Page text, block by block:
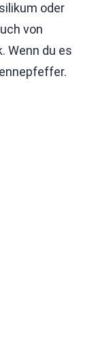
oder
von
Wenn du es